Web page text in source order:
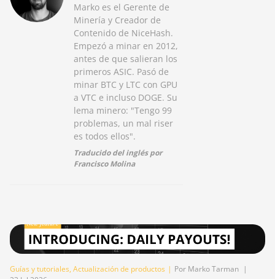
Marko es el Gerente de
Minería y Creador de
Contenido de NiceHash.
Empezó a minar en 2012,
antes de que salieran los
primeros ASIC. Pasó de
minar BTC y LTC con GPU
a VTC e incluso DOGE. Su
lema minero: "Tengo 99
problemas, un mal riser
es todos ellos".
Traducido del inglés por
Francisco Molina
Guías y tutoriales, Actualización de productos | Por Marko Tarman |